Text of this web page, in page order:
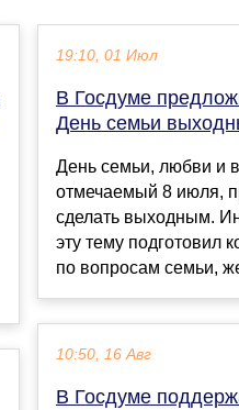
19:10, 01 Июл
В Госдуме
День семьи
День семьи, любви и
отмечаемый 8 июля,
сделать выходным.
эту тему подготовил
по вопросам семьи,
10:50, 16 Авг
В Госдуме